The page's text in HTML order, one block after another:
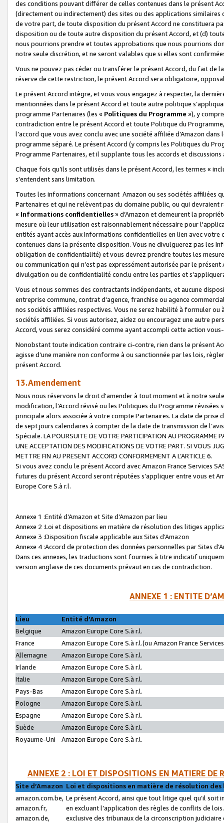
des conditions pouvant différer de celles contenues dans le présent
(directement ou indirectement) des sites ou des applications
de votre part, de toute disposition du présent Accord ne constituera
disposition ou de toute autre disposition du présent Accord, et (d)
nous pourrions prendre et toutes approbations que nous pourrions
notre seule discrétion, et ne seront valables que si elles sont
Vous ne pouvez pas céder ou transférer le présent Accord, du fait de
réserve de cette restriction, le présent Accord sera obligatoire,
Le présent Accord intègre, et vous vous engagez à respecter, la
mentionnées dans le présent Accord et toute autre politique
programme Partenaires (les « Politiques du Programme »), y
contradiction entre le présent Accord et toute Politique du
l’accord que vous avez conclu avec une société affiliée d’Amazon
programme séparé. Le présent Accord (y compris les Politiques du
Programme Partenaires, et il supplante tous les accords et discussions
Chaque fois qu’ils sont utilisés dans le présent Accord, les termes «
s'entendent sans limitation.
Toutes les informations concernant Amazon ou ses sociétés affiliées
Partenaires et qui ne relèvent pas du domaine public, ou qui
« Informations confidentielles» d’Amazon et demeurent la
mesure où leur utilisation est raisonnablement nécessaire pour
entités ayant accès aux Informations confidentielles en lien avec
contenues dans la présente disposition. Vous ne divulguerez pas les
obligation de confidentialité) et vous devrez prendre toutes les
ou communication qui n’est pas expressément autorisée par le
divulgation ou de confidentialité conclu entre les parties et
Vous et nous sommes des contractants indépendants, et aucune
entreprise commune, contrat d'agence, franchise ou agence
nos sociétés affiliées respectives. Vous ne serez habilité à formuler
sociétés affiliées. Si vous autorisez, aidez ou encouragez une autre
Accord, vous serez considéré comme ayant accompli cette action
Nonobstant toute indication contraire ci-contre, rien dans le présent
agisse d’une manière non conforme à ou sanctionnée par les lois,
présent Accord.
13.Amendement
Nous nous réservons le droit d'amender à tout moment et à notre
modification, l’Accord révisé ou les Politiques du Programme
principale alors associée à votre compte Partenaires. La date de
de sept jours calendaires à compter de la date de transmission de
Spéciale. LA POURSUITE DE VOTRE PARTICIPATION AU PROGRAMME
UNE ACCEPTATION DES MODIFICATIONS DE VOTRE PART. SI VOUS
METTRE FIN AU PRESENT ACCORD CONFORMEMENT A L’ARTICLE 6.
Si vous avez conclu le présent Accord avec Amazon France Services
futures du présent Accord seront réputées s’appliquer entre vous et
Europe Core S.à r.l.
Annexe 1 :Entité d’Amazon et Site d’Amazon par lieu
Annexe 2 :Loi et dispositions en matière de résolution des litiges
Annexe 3 :Disposition fiscale applicable aux Sites d’Amazon
Annexe 4 :Accord de protection des données personnelles par Sites
Dans ces annexes, les traductions sont fournies à titre indicatif
version anglaise de ces documents prévaut en cas de contradiction.
ANNEXE 1 : ENTITE
Lieu
Entité d’Amazon
Belgique
Amazon Europe Core S.à r.l.
France
Amazon Europe Core S.à r.l.(ou Amazon France
Allemagne
Amazon Europe Core S.à r.l.
Irlande
Amazon Europe Core S.à r.l.
Italie
Amazon Europe Core S.à r.l.
Pays-Bas
Amazon Europe Core S.à r.l.
Pologne
Amazon Europe Core S.à r.l.
Espagne
Amazon Europe Core S.à r.l.
Suède
Amazon Europe Core S.à r.l.
Royaume-Uni
Amazon Europe Core S.à r.l.
ANNEXE 2 : LOI ET DISPOSITIONS EN MATIERE DE
Site d’Amazon Loi et dispositions en matière de résolution
amazon.com.be,
amazon.fr,
amazon.de,
Le présent Accord, ainsi que tout litige quel qu’il soit
en excluant l’application des règles de conflits de
exclusive des tribunaux de la circonscription